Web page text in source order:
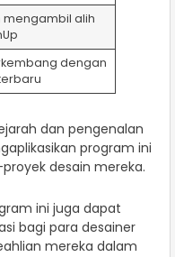
mengambil alih
dengan
dan pengenalan
program ini
desain mereka.
ini juga dapat
bagi para desainer
mereka dalam